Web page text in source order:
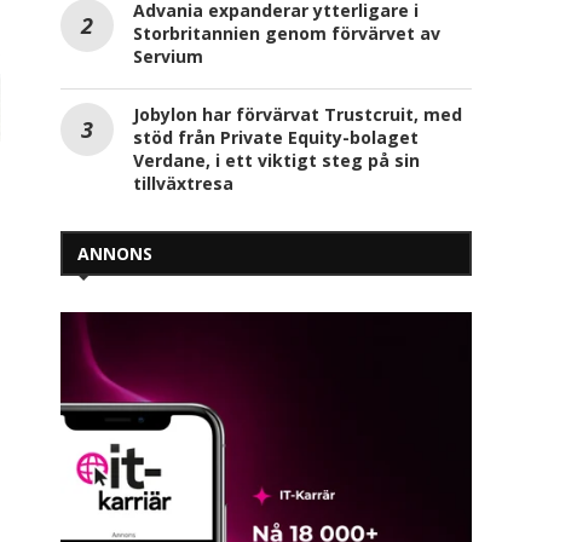
Advania expanderar ytterligare i
Storbritannien genom förvärvet av
Servium
Jobylon har förvärvat Trustcruit, med
stöd från Private Equity-bolaget
Verdane, i ett viktigt steg på sin
tillväxtresa
ANNONS